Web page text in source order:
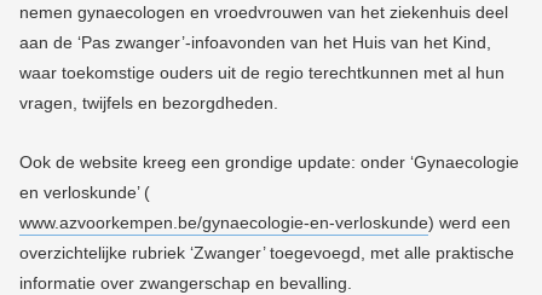
nemen gynaecologen en vroedvrouwen van het ziekenhuis deel
aan de ‘Pas zwanger’-infoavonden van het Huis van het Kind,
waar toekomstige ouders uit de regio terechtkunnen met al hun
vragen, twijfels en bezorgdheden.
Ook de website kreeg een grondige update: onder ‘Gynaecologie
en verloskunde’ (
www.azvoorkempen.be/gynaecologie-en-verloskunde) werd een
overzichtelijke rubriek ‘Zwanger’ toegevoegd, met alle praktische
informatie over zwangerschap en bevalling.